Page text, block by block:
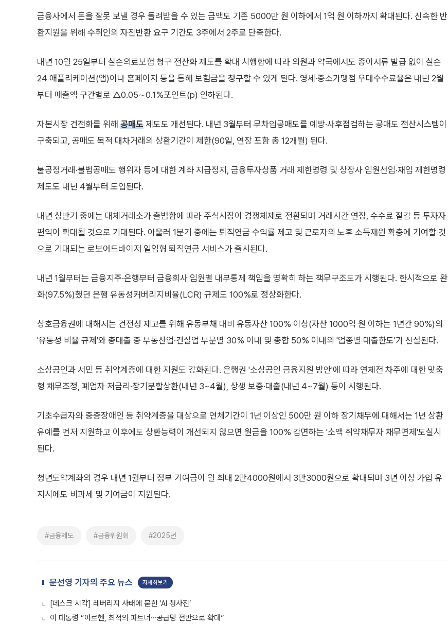
금융사에서 돈을 잘못 보낼 경우 돌려받을 수 있는 금액도 기존 5000만 원 이하에서 1억 원 이하까지 확대된다. 신속한 반
환지원을 위해 수취인의 자진반환 요구 기간도 3주에서 2주로 단축한다.
내년 10월 25일부터 실손의료보험 청구 전산화 제도를 확대 시행함에 따라 의원과 약국에서도 종이서류 발급 없이 실손
24 애플리케이션(앱)이나 홈페이지 등을 통해 보험금을 청구할 수 있게 된다. 영세·중소가맹점 우대수수료율은 내년 2월
부터 매출액 구간별로 △0.05∼0.1%포인트(p) 인하된다.
자본시장 건전화를 위해 공매도 제도도 개선된다. 내년 3월부터 무차입공매도를 예방·사후점검하는 공매도 전산시스템이
구축되고, 공매도 목적 대차거래의 상환기간이 제한(90일, 연장 포함 총 12개월) 된다.
불공정거래·불법공매도 행위자 등에 대한 계좌 지급정지, 금융투자상품 거래 제한명령 및 상장사 임원선임·재임 제한명령
제도도 내년 4월부터 도입된다.
내년 상반기 중에는 대체거래소가 출범함에 따라 주식시장이 경쟁체제로 전환되며 거래시간 연장, 수수료 절감 등 투자자
편익이 확대될 것으로 기대된다. 아울러 1분기 중에는 퇴직연금 수익률 제고 및 근로자의 노후 소득재원 확충에 기여할 것
으로 기대되는 로보어드바이저 일임형 퇴직연금 서비스가 출시된다.
내년 1월부터는 금융지주·은행부터 금융회사 임원별 내부통제 책임을 명확히 하는 책무구조도가 시행된다. 한시적으로 완
화(97.5%)했던 은행 유동성커버리지비율(LCR) 규제도 100%로 정상화한다.
상호금융권에 대해서는 건전성 제고를 위해 유동부채 대비 유동자산 100% 이상(자산 1000억 원 이하는 1년간 90%)의
'유동성 비율 규제'와 총대출 중 부동산업·건설업 부문별 30% 이내 및 총합 50% 이내의 '업종별 대출한도'가 신설된다.
소상공인과 서민 등 취약계층에 대한 지원도 강화된다. 은행권 '소상공인 금융지원 방안'에 따라 연체전 차주에 대한 맞춤
형 채무조정, 폐업자 저금리·장기분할상환(내년 3~4월), 상생 보증·대출(내년 4~7월) 등이 시행된다.
기초수급자와 중증장애인 등 취약계층을 대상으로 연체기간이 1년 이상인 500만 원 이하 장기채무에 대해서는 1년 상환
유예를 먼저 지원하고 이후에도 상환능력이 개선되지 않으면 원금을 100% 감면하는 '소액 취약채무자 채무면제'도실시
된다.
청년도약계좌의 경우 내년 1월부터 정부 기여금이 월 최대 2만4000원에서 3만3000원으로 확대되며 3년 이상 가입 유
지시에도 비과세 및 기여금이 지원된다.
#금융제도 #금융위원회 #2025년
문선영 기자의 주요 뉴스 자세히보기
[데스크 시각] 레버리지 사태에 묻힌 ‘AI 청사진’
이 대통령 “아르헨, 최적의 파트너⋯공급망 전반으로 확대”